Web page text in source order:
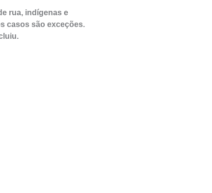
rua, indígenas e
casos são exceções.